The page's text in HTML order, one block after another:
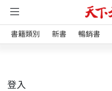
書籍類別 新書 暢銷書
登入